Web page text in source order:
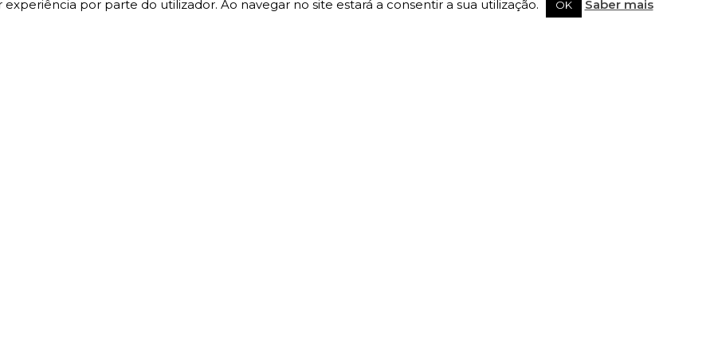
por parte do utilizador. Ao navegar no site estará a consentir a sua utilização. OK Saber mais